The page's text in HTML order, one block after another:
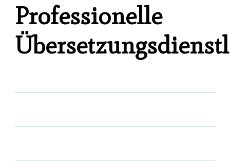
Professionelle